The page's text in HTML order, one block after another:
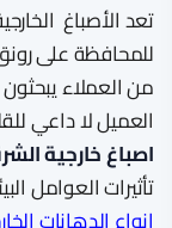
تعد الأصباغ
للمحافظة على
من العملاء
العميل لا داعي
اصباغ خارجية
تأثيرات العوامل